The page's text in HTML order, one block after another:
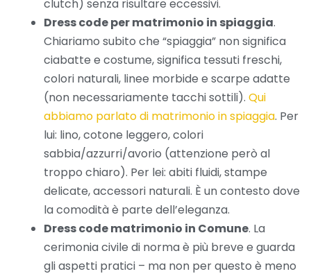
clutch) senza risultare eccessivi.
Dress code per matrimonio in spiaggia.
Chiariamo subito che “spiaggia” non significa
ciabatte e costume, significa tessuti freschi,
colori naturali, linee morbide e scarpe adatte
(non necessariamente tacchi sottili). Qui
abbiamo parlato di matrimonio in spiaggia. Per
lui: lino, cotone leggero, colori
sabbia/azzurri/avorio (attenzione però al
troppo chiaro). Per lei: abiti fluidi, stampe
delicate, accessori naturali. È un contesto dove
la comodità è parte dell’eleganza.
Dress code matrimonio in Comune. La
cerimonia civile di norma è più breve e guarda
gli aspetti pratici – ma non per questo è meno